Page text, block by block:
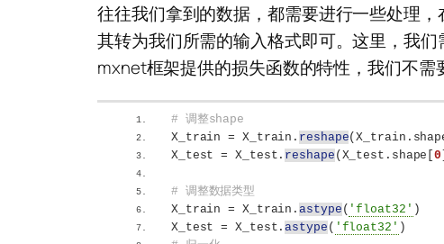
往往我们拿到的数据，都需要进行一些处理
其转为我们所需的输入格式即可。这里，我
mxnet框架提供的损失函数的特性，我们不需
# 调整shape
X_train = X_train. reshape(
X_test = X_test. reshape (X_test.shape [0]
# 调整数据类型
X_train = X_train.astype ( 'float32' )
X_test = X_test.astype ( 'float32' )